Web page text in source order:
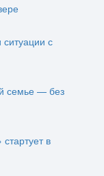
с
семье — без
в